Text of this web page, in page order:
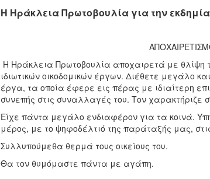
Η Ηράκλεια Πρωτοβουλία για την
Η Ηράκλεια Πρωτοβουλία αποχαιρετά με
ιδιωτικών οικοδομικών έργων. Διέθετε μεγάλο
έργα, τα οποία έφερε εις πέρας με ιδιαίτερη
συνεπής στις συναλλαγές του. Τον χαρακτήριζε
Είχε πάντα μεγάλο ενδιαφέρον για τα κοινά.
μέρος, με το ψηφοδέλτιό της παράταξής μας,
Συλλυπούμεθα θερμά τους οικείους του.
Θα τον θυμόμαστε πάντα με αγάπη.